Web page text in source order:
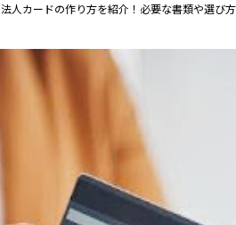
法人カードの作り方を紹介！必要な書類や選び